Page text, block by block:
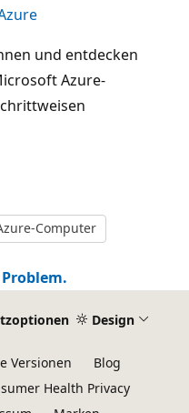
und entdecken
Azure-
Computer
Design
Versionen
Blog
Health Privacy